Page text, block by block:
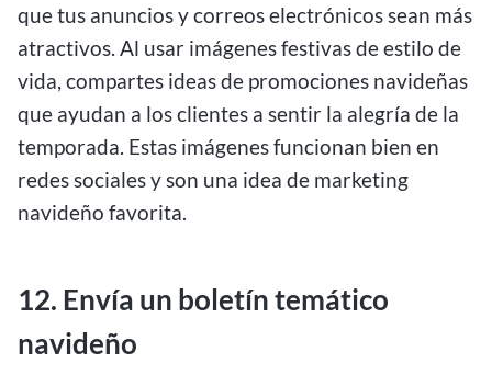
que tus anuncios y correos electrónicos sean más
atractivos. Al usar imágenes festivas de estilo de
vida, compartes ideas de promociones navideñas
que ayudan a los clientes a sentir la alegría de la
temporada. Estas imágenes funcionan bien en
redes sociales y son una idea de marketing
navideño favorita.
12. Envía un boletín temático
navideño